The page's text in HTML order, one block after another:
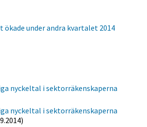
ökade under andra kvartalet 2014
nyckeltal i sektorräkenskaperna
nyckeltal i sektorräkenskaperna